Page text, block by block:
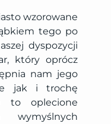
wzorowane
tego po
dyspozycji
który oprócz
nam jego
jak i trochę
to oplecione